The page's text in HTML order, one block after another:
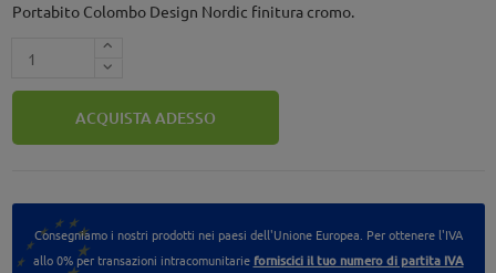
Portabito Colombo Design Nordic finitura cromo.
ACQUISTA ADESSO
Consegniamo i nostri prodotti nei paesi dell'Unione Europea. Per ottenere l'IVA
allo 0% per transazioni intracomunitarie forniscici il tuo numero di partita IVA